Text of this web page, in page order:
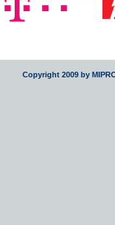
Copyright 2009 by